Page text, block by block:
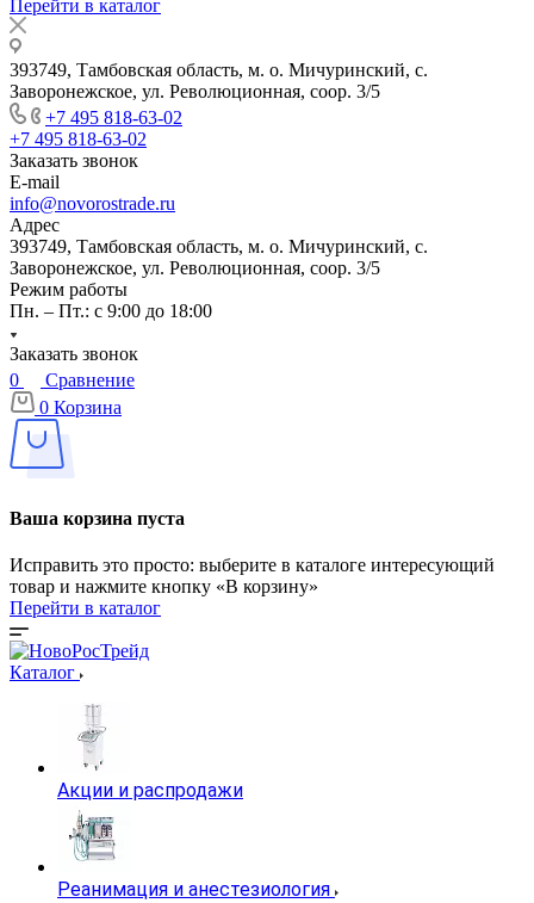
Перейти в каталог
393749, Тамбовская область, м. о. Мичуринский, с.
Заворонежское, ул. Революционная, соор. 3/5
+7 495 818-63-02
+7 495 818-63-02
Заказать звонок
E-mail
info@novorostrade.ru
Адрес
393749, Тамбовская область, м. о. Мичуринский, с.
Заворонежское, ул. Революционная, соор. 3/5
Режим работы
Пн. – Пт.: с 9:00 до 18:00
Заказать звонок
0
Сравнение
0 Корзина
Ваша корзина пуста
Исправить это просто: выберите в каталоге интересующий
товар и нажмите кнопку «В корзину»
Перейти в каталог
Каталог
Акции и распродажи
Реанимация и анестезиология